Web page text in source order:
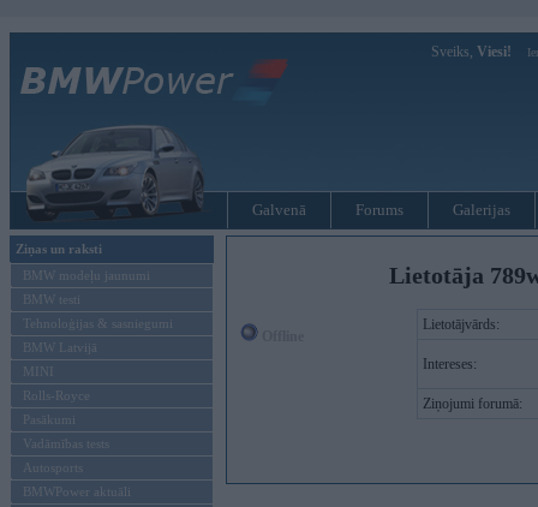
Sveiks, Viesi!
Galvenā Forums Galerijas
Ziņas un raksti
BMW modeļu jaunumi
BMW testi
Tehnoloģijas & sasniegumi
BMW Latvijā
MINI
Rolls-Royce
Pasākumi
Vadāmības tests
Autosports
BMWPower aktuāli
Lietotāja
Lietotājvārds:
Intereses:
Ziņojumi forumā: